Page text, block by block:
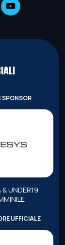
SPONSOR
& UNDER19
UFFICIALE